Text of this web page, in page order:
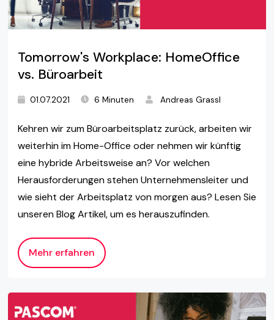
Tomorrow's Workplace: HomeOffice
vs. Büroarbeit
01.07.2021 6 Minuten Andreas Grassl
Kehren wir zum Büroarbeitsplatz zurück, arbeiten wir
weiterhin im Home-Office oder nehmen wir künftig
eine hybride Arbeitsweise an? Vor welchen
Herausforderungen stehen Unternehmensleiter und
wie sieht der Arbeitsplatz von morgen aus? Lesen Sie
unseren Blog Artikel, um es herauszufinden.
Mehr erfahren